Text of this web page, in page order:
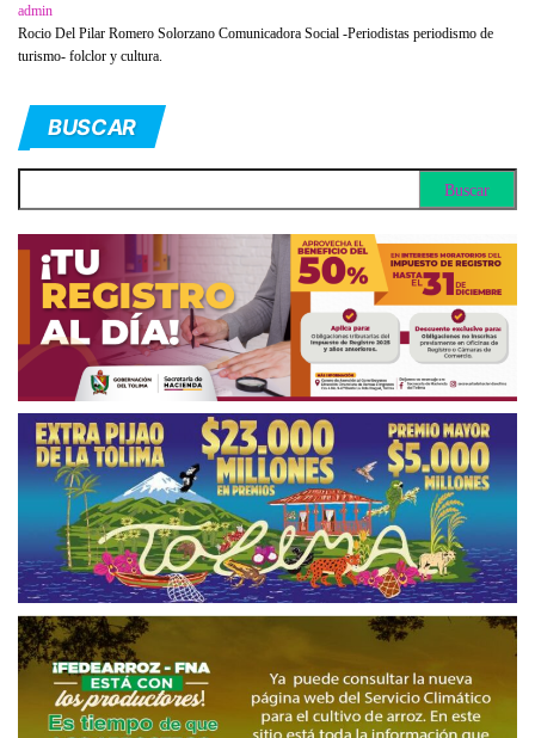
admin
Rocio Del Pilar Romero Solorzano Comunicadora Social -Periodistas periodismo de
turismo- folclor y cultura.
BUSCAR